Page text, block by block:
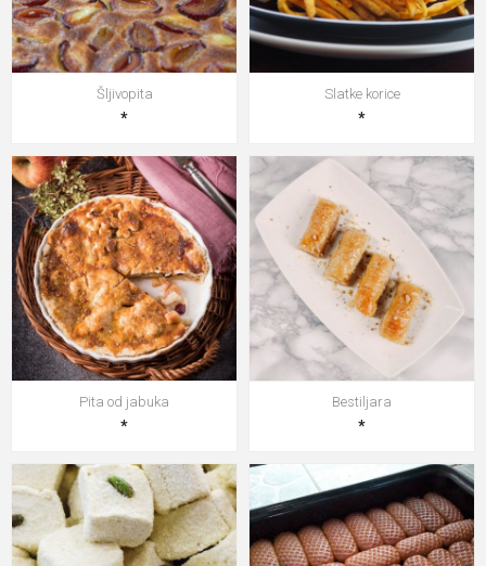
Šljivopita
*
Slatke korice
*
Pita od jabuka
*
Bestiljara
*